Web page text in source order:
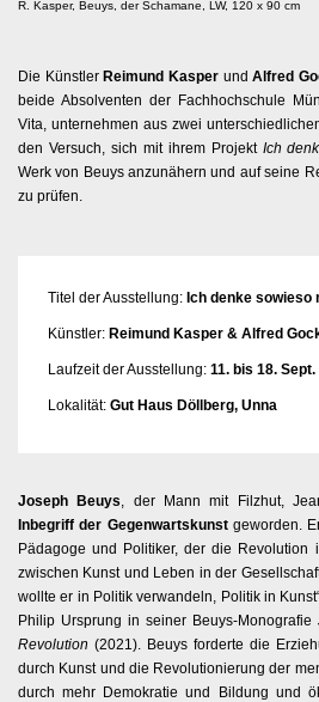
R. Kasper, Beuys, der Schamane, LW, 120 x 90 cm
Die KünstlerReimund KasperundAlfred
beide Absolventen der Fachhochschule
Vita, unternehmen aus zwei
den Versuch, sich mit ihrem Projekt Ich
Werk von Beuys anzunähern und auf seine
zu prüfen.
Titel der Ausstellung: Ich denke sowieso
Künstler: Reimund Kasper & Alfred
Laufzeit der Ausstellung: 11. bis 18. Sept.
Lokalität: Gut Haus Döllberg, Unna
Joseph Beuys , der Mann mit Filzhut,
Inbegriff der Gegenwartskunstgeworden.
Pädagoge und Politiker, der die Revolution
zwischen Kunst und Leben in der
wollte er in Politik verwandeln, Politik in
Philip Ursprung in seiner Beuys-Monografie
Revolution (2021). Beuys forderte die
durch Kunst und die Revolutionierung der
durch mehr Demokratie und Bildung und